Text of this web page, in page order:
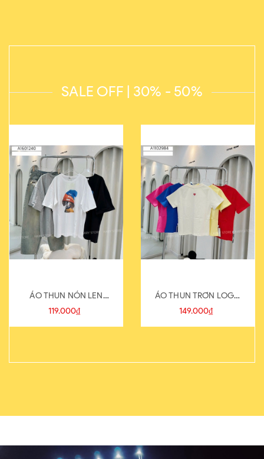
SALE OFF | 30% - 50%
ÁO THUN NÓN LEN
821-1
119.000₫
ÁO THUN TRƠN LOGO
SAU
149.000₫